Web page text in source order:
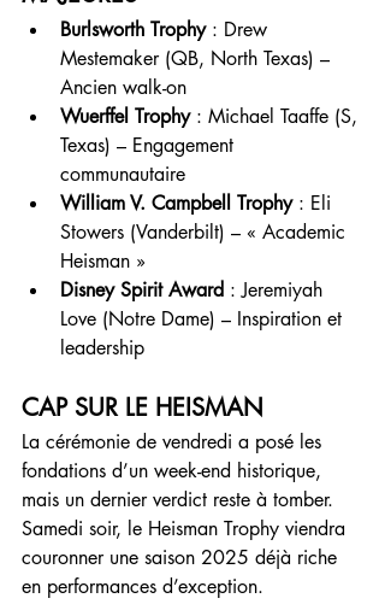
Burlsworth Trophy : Drew
Mestemaker (QB, North Texas) –
Ancien walk-on
Wuerffel Trophy : Michael Taaffe (S,
Texas) – Engagement
communautaire
William V. Campbell Trophy : Eli
Stowers (Vanderbilt) – « Academic
Heisman »
Disney Spirit Award : Jeremiyah
Love (Notre Dame) – Inspiration et
leadership
CAP SUR LE HEISMAN
La cérémonie de vendredi a posé les
fondations d’un week-end historique,
mais un dernier verdict reste à tomber.
Samedi soir, le Heisman Trophy viendra
couronner une saison 2025 déjà riche
en performances d’exception.